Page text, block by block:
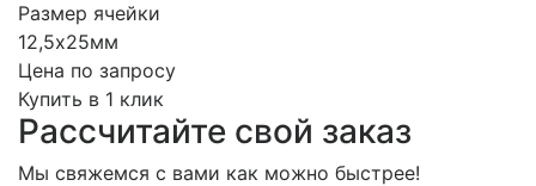
Размер ячейки
12,5х25мм
Цена по запросу
Купить в 1 клик
Рассчитайте свой заказ
Мы свяжемся с вами как можно быстрее!